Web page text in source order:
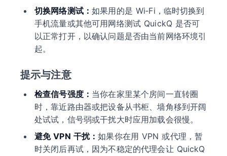
切换网络测试：如果用的是 Wi‑Fi，临时切换到
手机流量或其他可用网络测试 QuickQ 是否可
以正常打开，以确认问题是否由当前网络环境引
起。
提示与注意
检查信号强度： 当你在家里某个房间一直转圈
时，靠近路由器或把设备从书柜、墙角移到开阔
处试试，信号弱或干扰大时应用加载会很慢。
避免 VPN 干扰：如果你在用 VPN 或代理，暂
时关闭后再试，因为不稳定的代理会让 QuickQ